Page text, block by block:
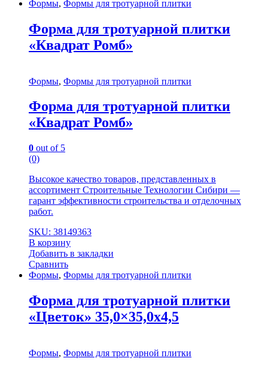
Формы, Формы для тротуарной плитки
Форма для тротуарной плитки
«Квадрат Ромб»
Формы, Формы для тротуарной плитки
Форма для тротуарной плитки
«Квадрат Ромб»
0 out of 5
(0)
Высокое качество товаров, представленных в
ассортимент Строительные Технологии Сибири —
гарант эффективности строительства и отделочных
работ.
SKU: 38149363
В корзину
Добавить в закладки
Сравнить
Формы, Формы для тротуарной плитки
Форма для тротуарной плитки
«Цветок» 35,0×35,0x4,5
Формы, Формы для тротуарной плитки